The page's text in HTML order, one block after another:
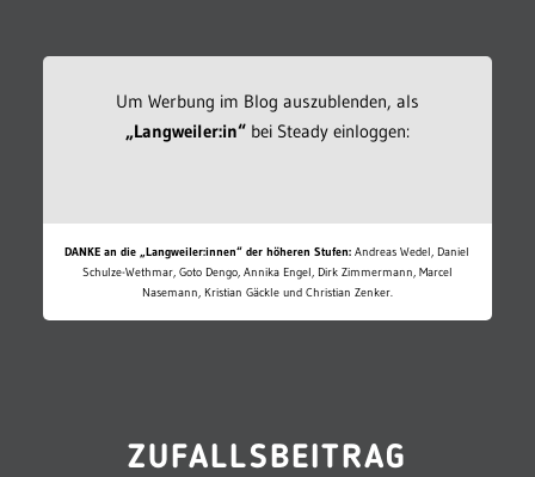
Um Werbung im Blog auszublenden, als
„Langweiler:in“bei Steady einloggen:
DANKE an die „Langweiler:innen“ der höheren Stufen: Andreas Wedel, Daniel
Schulze-Wethmar, Goto Dengo, Annika Engel, Dirk Zimmermann, Marcel
Nasemann, Kristian Gäckle und Christian Zenker.
ZUFALLSBEITRAG